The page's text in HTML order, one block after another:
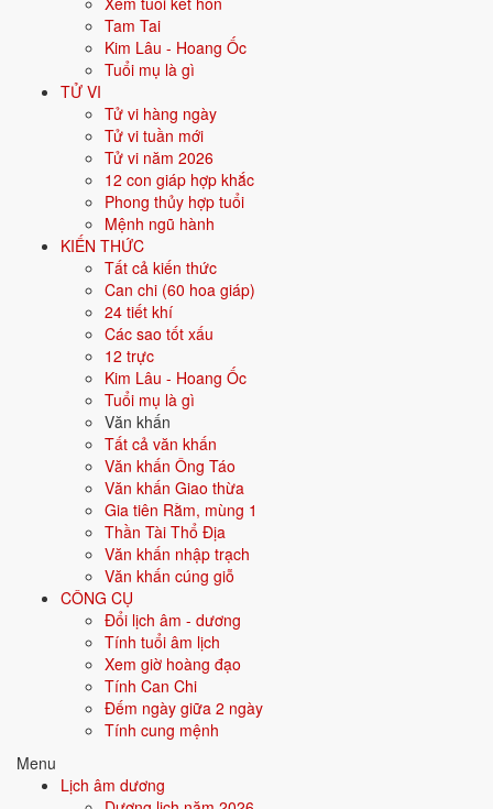
Tam Tai
Kim Lâu - Hoang Ốc
Tuổi mụ là gì
TỬ VI
Tử vi hàng ngày
Tử vi tuần mới
Tử vi năm 2026
12 con giáp hợp khắc
Phong thủy hợp tuổi
Mệnh ngũ hành
KIẾN THỨC
Tất cả kiến thức
Can chi (60 hoa giáp)
24 tiết khí
Các sao tốt xấu
12 trực
Kim Lâu - Hoang Ốc
Tuổi mụ là gì
Văn khấn
Tất cả văn khấn
Văn khấn Ông Táo
Văn khấn Giao thừa
Gia tiên Rằm, mùng 1
Thần Tài Thổ Địa
Văn khấn nhập trạch
Văn khấn cúng giỗ
CÔNG CỤ
Đổi lịch âm - dương
Tính tuổi âm lịch
Xem giờ hoàng đạo
Tính Can Chi
Đếm ngày giữa 2 ngày
Tính cung mệnh
Menu
Lịch âm dương
Năm sinh dương
Can chi
Thân - Con Khỉ
Kiếm Phong Kim
Mệnh ngũ hành ⚒️Kim
Trắng
Hướng hợp Tây, Tây Bắc
Hành tương sinh Thổ (Thổ sinh Kim); Thủy (Kim sinh Thủy)
Hành tương khắc
Tuổi năm 2026 35 tuổi mụ / 34 tuổi dương - Trưởng thành
Ý nghĩa nạp âm Kiếm Phong Kim
Người sinh năm1992mang nạp âm
Vàng mũi kiếm . Đây là một trong các nạp âm thuộc hành
trong vòng 60 hoa giáp.
Tượng trưng cho kim loại, sự cứng cáp, sắc bén, kỷ luật. Người mệnh
Kim có ý chí, quyết đoán.
Tìm hiểu chi tiết nạp âm Kiếm Phong Kim: màu hợp, hướng tốt, năm
sinh, tương sinh tương khắc →
Quan hệ Can × Chi (Kim sinh Thủy):
trường hỗ trợ bản thân. Người này dễ nhận được sự giúp đỡ từ ngoài,
gặp quý nhân.